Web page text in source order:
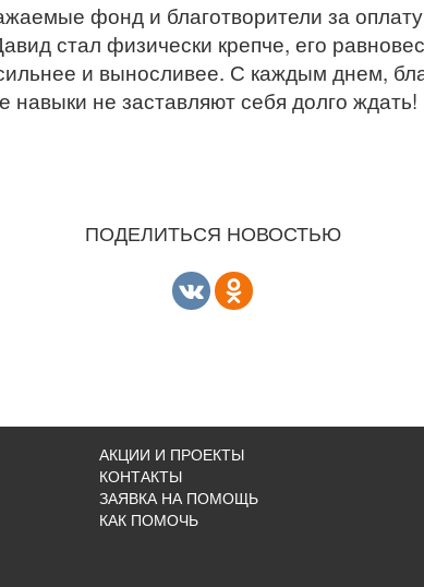
фонд и благотворители за
стал физически крепче, его
и выносливее. С каждым днем,
не заставляют себя долго
ПОДЕЛИТЬСЯ НОВОСТЬЮ
АКЦИИ И ПРОЕКТЫ
КОНТАКТЫ
ЗАЯВКА НА ПОМОЩЬ
КАК ПОМОЧЬ